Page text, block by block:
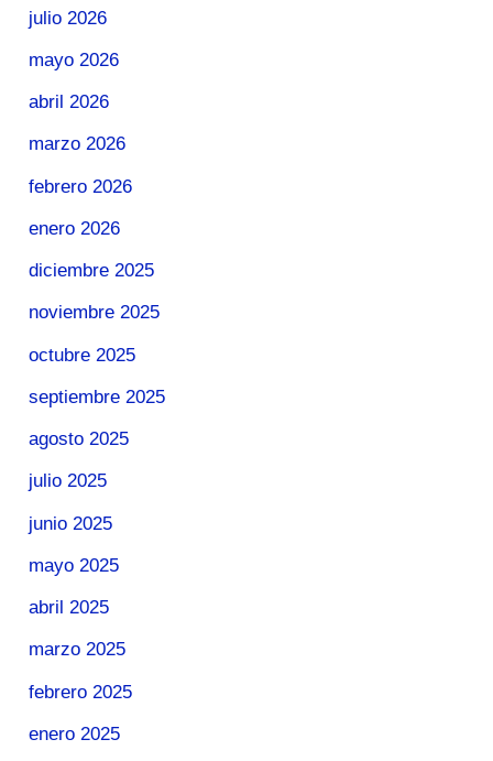
julio 2026
mayo 2026
abril 2026
marzo 2026
febrero 2026
enero 2026
diciembre 2025
noviembre 2025
octubre 2025
septiembre 2025
agosto 2025
julio 2025
junio 2025
mayo 2025
abril 2025
marzo 2025
febrero 2025
enero 2025